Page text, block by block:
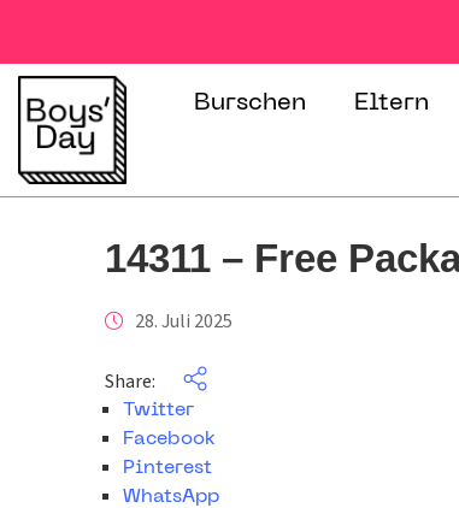
Burschen Eltern
14311 – Free
28. Juli 2025
Share:
Twitter
Facebook
Pinterest
WhatsApp